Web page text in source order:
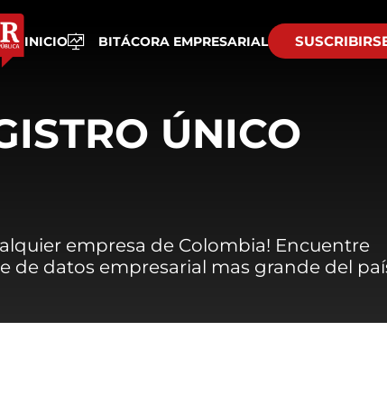
INICIO BITÁCORA EMPRESARIAL
ÚNICO
empresa de Colombia! Encuentre
de datos empresarial mas grande del